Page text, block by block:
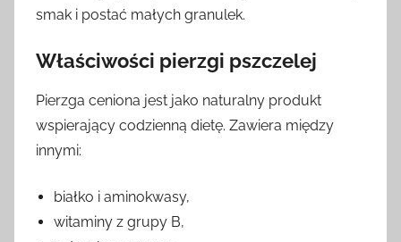
smak i postać małych granulek.
Właściwości pierzgi pszczelej
Pierzga ceniona jest jako naturalny produkt
wspierający codzienną dietę. Zawiera między
innymi:
białko i aminokwasy,
witaminy z grupy B,